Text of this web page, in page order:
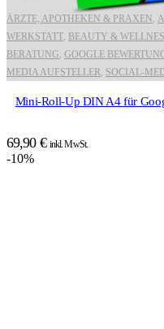
ÄRZTE, APOTHEKEN & PRAXEN
WERKSTATT BEAUTY &
BERATUNG GOOGLE
MEDIA AUFSTELLER SOCIAL-
Mini-Roll-Up DIN A4 für
69,90 € inkl. MwSt.
-10%